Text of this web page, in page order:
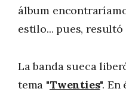
álbum
estilo... pues, resultó
La banda sueca
tema "Twenties". En